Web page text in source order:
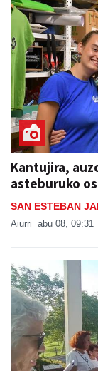
Kantujira,
asteburuko
SAN ESTEBAN
Aiurri abu 08, 09:31